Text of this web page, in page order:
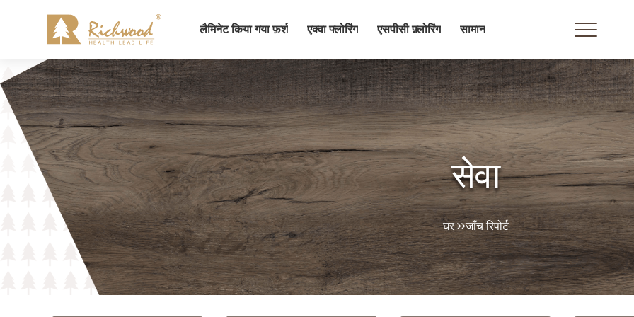
लैमिनेट किया गया फ़र्श एक्वा फ्लोरिंग एसपीसी फ़्लोरिंग सामान
सेवा
घर जाँच रिपोर्ट